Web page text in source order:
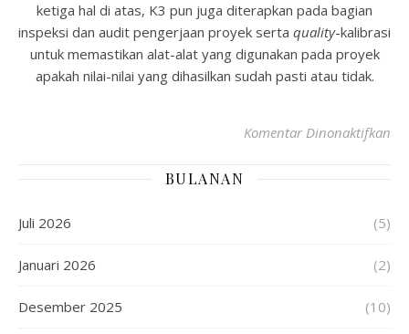
ketiga hal di atas, K3 pun juga diterapkan pada bagian
inspeksi dan audit pengerjaan proyek serta quality-kalibrasi
untuk memastikan alat-alat yang digunakan pada proyek
apakah nilai-nilai yang dihasilkan sudah pasti atau tidak.
Komentar Dinonaktifkan
BULANAN
Juli 2026 (5)
Januari 2026 (2)
Desember 2025 (10)